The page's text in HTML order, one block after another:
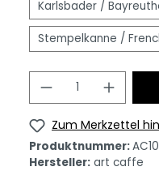
Karlsbader /
Stempelkanne /
Zum Merkzettel
Produktnummer:
Hersteller: art caffe